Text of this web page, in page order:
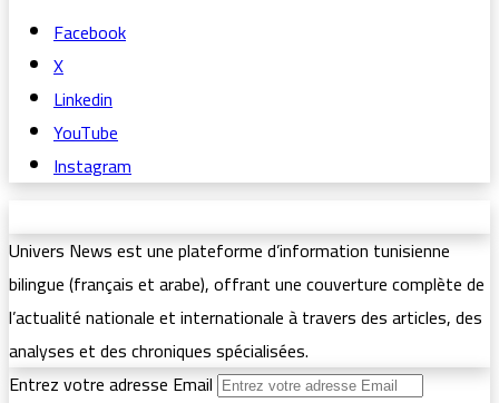
Facebook
X
Linkedin
YouTube
Instagram
Univers News est une plateforme d’information tunisienne
bilingue (français et arabe), offrant une couverture complète de
l’actualité nationale et internationale à travers des articles, des
analyses et des chroniques spécialisées.
Entrez votre adresse Email